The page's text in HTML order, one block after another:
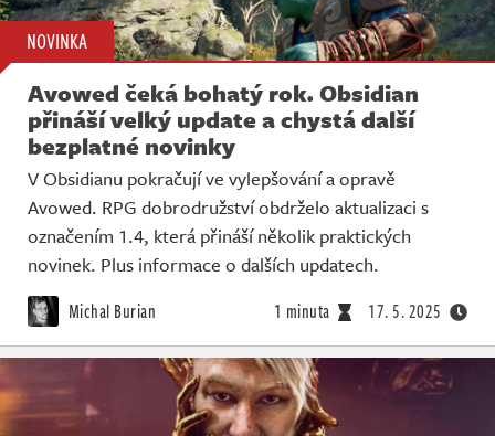
NOVINKA
Avowed čeká bohatý rok. Obsidian
přináší velký update a chystá další
bezplatné novinky
V Obsidianu pokračují ve vylepšování a opravě
Avowed. RPG dobrodružství obdrželo aktualizaci s
označením 1.4, která přináší několik praktických
novinek. Plus informace o dalších updatech.
Michal Burian 1 minuta 17. 5. 2025